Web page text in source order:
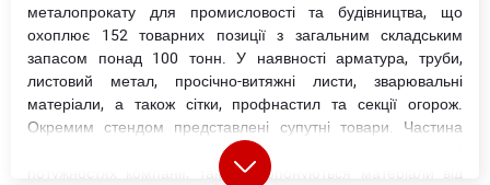
металопрокату для промисловості та будівництва, що
охоплює 152 товарних позиції з загальним складським
запасом понад 100 тонн. У наявності арматура, труби,
листовий метал, просічно-витяжні листи, зварювальні
матеріали, а також сітки, профнастил та секції огорож.
Окремим стендом представлені супутні товари. Частина
продукції виготовляється на власних виробничих
потужностях компанії, також пропонуються матеріали від